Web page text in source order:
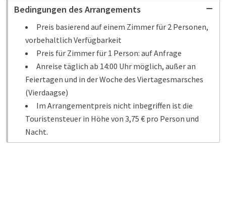
Bedingungen des Arrangements
Preis basierend auf einem Zimmer für 2 Personen,
vorbehaltlich Verfügbarkeit
Preis für Zimmer für 1 Person: auf Anfrage
Anreise täglich ab 14:00 Uhr möglich, außer an
Feiertagen und in der Woche des Viertagesmarsches
(Vierdaagse)
Im Arrangementpreis nicht inbegriffen ist die
Touristensteuer in Höhe von 3,75 € pro Person und
Nacht.